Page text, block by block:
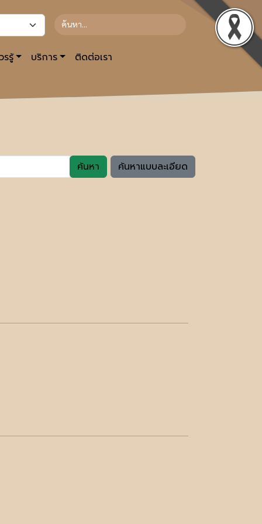
รรู้ บริการ ติดต่อเรา
ค้นหา ค้นหาแบบละเอียด